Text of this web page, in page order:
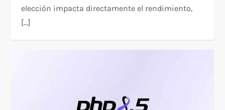
elección impacta directamente el rendimiento,
[…]